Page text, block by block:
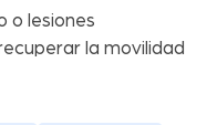
o lesiones
la movilidad